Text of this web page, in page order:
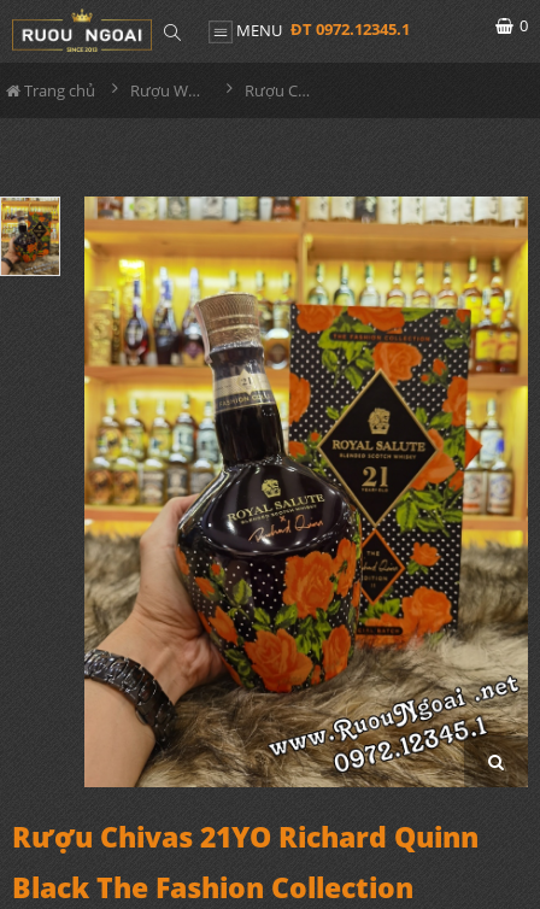
MENU ĐT 0972.12345.1 0
Trang chủ Rượu Whisky Rượu Chivas 21YO Richard Quinn Black The Fashion Collection
Rượu Chivas 21YO Richard Quinn
Black The Fashion Collection